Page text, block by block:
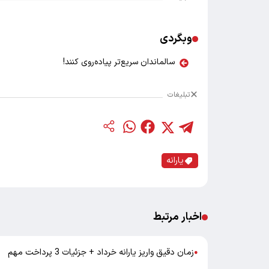
وبگردی
سالماندان سریع‌تر پیاده‌روی کنند!
تبلیغات
یارانه
اخبار مرتبط
●زمان دقیق واریز یارانه خرداد + جزئیات 3 پرداخت مهم